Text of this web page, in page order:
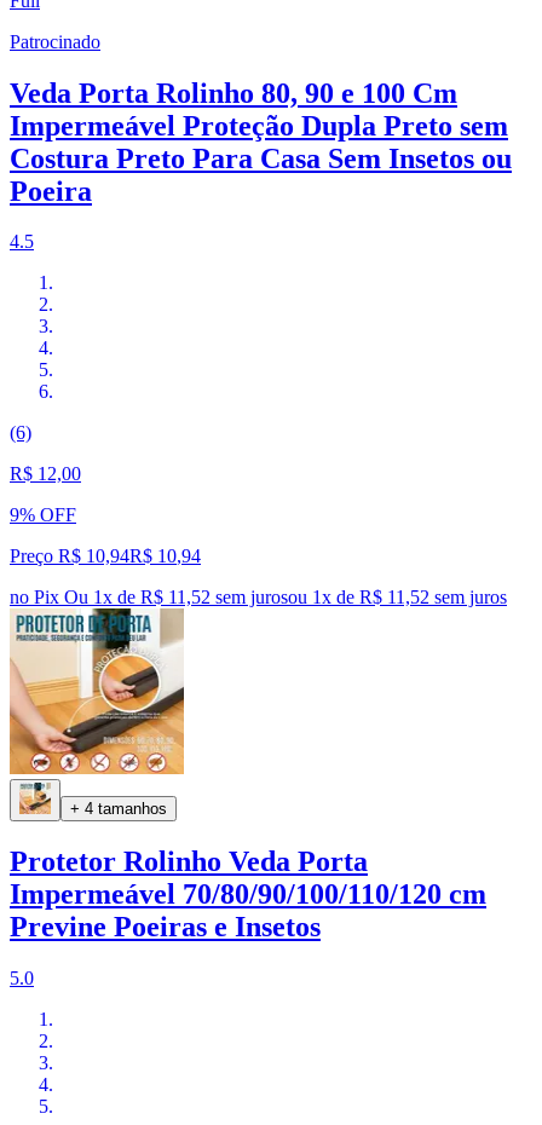
Patrocinado
Veda Porta Rolinho 80, 90 e 100 Cm
Impermeável Proteção Dupla Preto sem
Costura Preto Para Casa Sem Insetos ou
Poeira
4.5
(6)
R$ 12,00
9% OFF
Preço R$ 10,94R$ 10,94
no Pix Ou 1x de R$ 11,52 sem jurosou 1x de R$ 11,52 sem juros
+ 4 tamanhos
Protetor Rolinho Veda Porta
Impermeável 70/80/90/100/110/120 cm
Previne Poeiras e Insetos
5.0